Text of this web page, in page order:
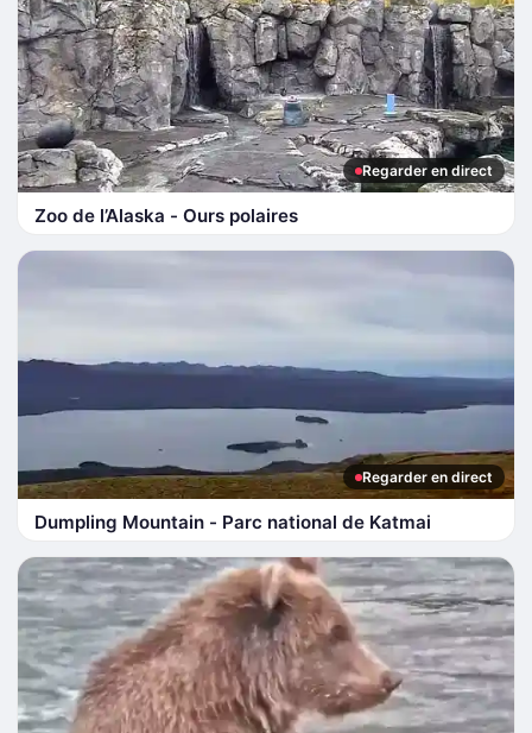
Regarder en direct
Zoo de l’Alaska - Ours polaires
Regarder en direct
Dumpling Mountain - Parc national de Katmai